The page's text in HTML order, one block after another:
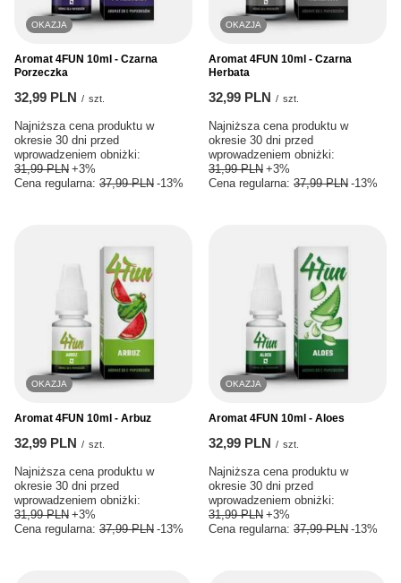
OKAZJA
Aromat 4FUN 10ml - Czarna
Porzeczka
32,99 PLN / szt.
Najniższa cena produktu w
okresie 30 dni przed
wprowadzeniem obniżki:
31,99 PLN +3%
Cena regularna: 37,99 PLN -13%
OKAZJA
Aromat 4FUN 10ml - Czarna
Herbata
32,99 PLN / szt.
Najniższa cena produktu w
okresie 30 dni przed
wprowadzeniem obniżki:
31,99 PLN +3%
Cena regularna: 37,99 PLN -13%
OKAZJA
Aromat 4FUN 10ml - Arbuz
32,99 PLN / szt.
Najniższa cena produktu w
okresie 30 dni przed
wprowadzeniem obniżki:
31,99 PLN +3%
Cena regularna: 37,99 PLN -13%
OKAZJA
Aromat 4FUN 10ml - Aloes
32,99 PLN / szt.
Najniższa cena produktu w
okresie 30 dni przed
wprowadzeniem obniżki:
31,99 PLN +3%
Cena regularna: 37,99 PLN -13%